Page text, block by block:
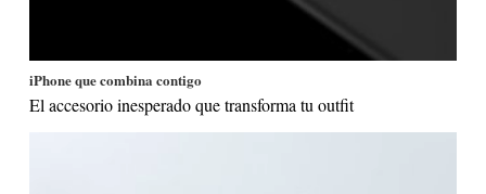
iPhone que combina contigo
El accesorio inesperado que transforma tu outfit